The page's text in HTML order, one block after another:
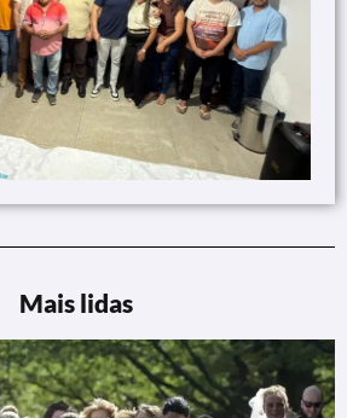
Mais lidas